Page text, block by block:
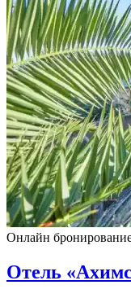
Онлайн
Отель